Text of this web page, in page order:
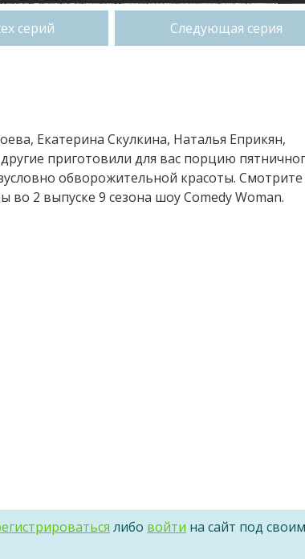
серий Следующая серия
Екатерина Скулкина, Наталья Еприкян,
приготовили для вас порцию
обворожительной красоты. Смотрите
2 выпуске 9 сезона шоу Comedy Woman.
либо войти на сайт под своим